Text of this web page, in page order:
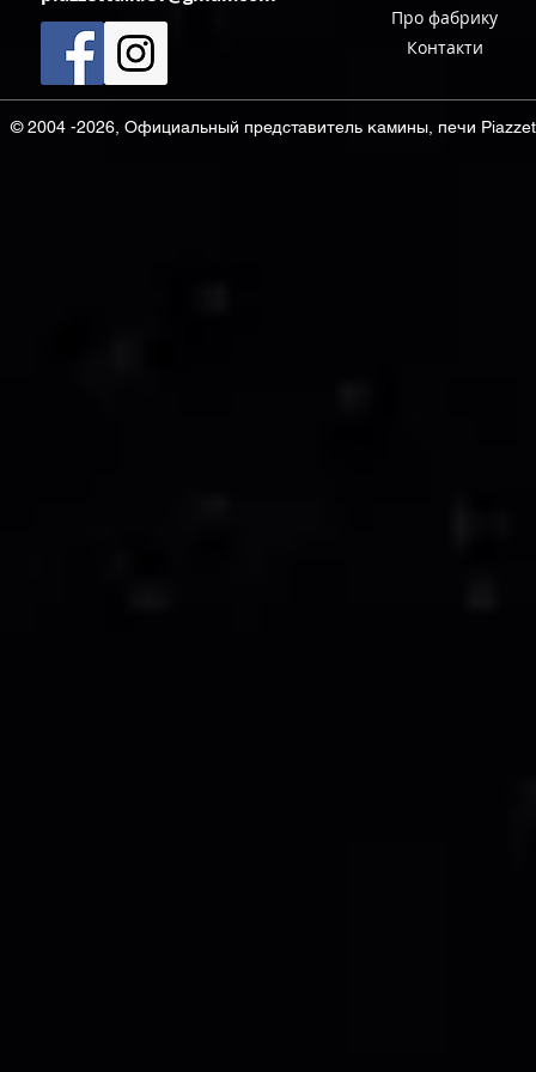
Про фабрику
Контакти
© 2004 -2026, Официальный представитель камины, печи